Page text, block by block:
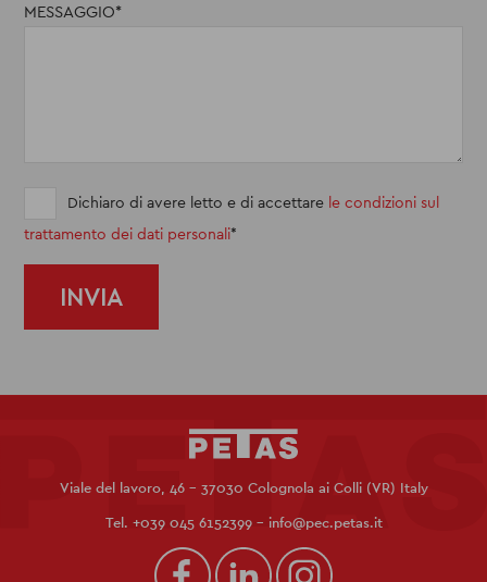
MESSAGGIO
Dichiaro di avere letto e di accettare le condizioni sul
trattamento dei dati personali
Viale del lavoro, 46 - 37030 Colognola ai Colli (VR) Italy
Tel. +039 045 6152399- info@pec.petas.it